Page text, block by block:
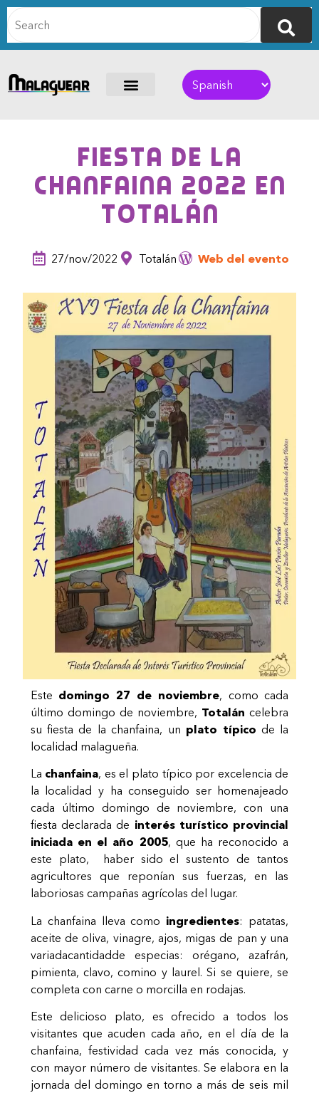
Fiesta de la
Chanfaina 2022 en
Totalán
27/nov/2022 Totalán Web del evento
Este domingo 27 de noviembre, como cada
último domingo de noviembre, Totalán celebra
su fiesta de la chanfaina, un plato típico de la
localidad malagueña.
La chanfaina, es el plato típico por excelencia de
la localidad y ha conseguido ser homenajeado
cada último domingo de noviembre, con una
fiesta declarada de interés turístico provincial
iniciada en el año 2005, que ha reconocido a
este plato, haber sido el sustento de tantos
agricultores que reponían sus fuerzas, en las
laboriosas campañas agrícolas del lugar.
La chanfaina lleva como ingredientes: patatas,
aceite de oliva, vinagre, ajos, migas de pan y una
variadacantidadde especias: orégano, azafrán,
pimienta, clavo, comino y laurel. Si se quiere, se
completa con carne o morcilla en rodajas.
Este delicioso plato, es ofrecido a todos los
visitantes que acuden cada año, en el día de la
chanfaina, festividad cada vez más conocida, y
con mayor número de visitantes. Se elabora en la
jornada del domingo en torno a más de seis mil